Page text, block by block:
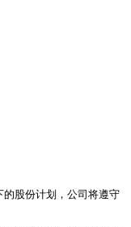
股份计划，公司将遵守